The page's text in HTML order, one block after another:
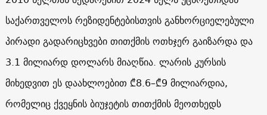
საქართველოს რეზიდენტებისთვის განხორციელებული
პირადი გადარიცხვები თითქმის ოთხჯერ გაიზარდა და
3.1 მილიარდ დოლარს მიაღწია. ლარის კურსის
მიხედვით ეს დაახლოებით ₾8.6–₾9 მილიარდია,
რომელიც ქვეყნის ბიუჯეტის თითქმის მეოთხედს